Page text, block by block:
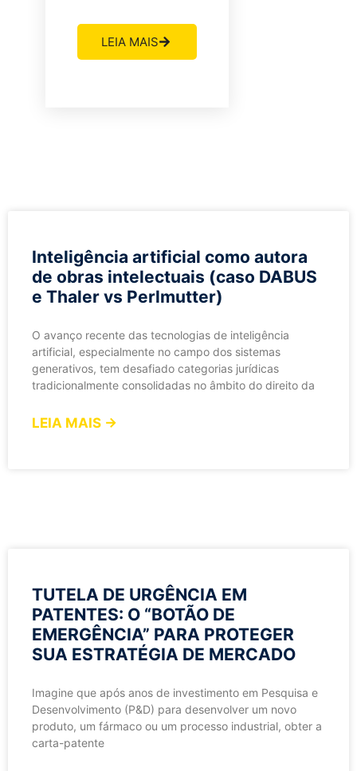
LEIA MAIS
Inteligência artificial como autora
de obras intelectuais (caso DABUS
e Thaler vs Perlmutter)
O avanço recente das tecnologias de inteligência
artificial, especialmente no campo dos sistemas
generativos, tem desafiado categorias jurídicas
tradicionalmente consolidadas no âmbito do direito da
LEIA MAIS →
TUTELA DE URGÊNCIA EM
PATENTES: O “BOTÃO DE
EMERGÊNCIA” PARA PROTEGER
SUA ESTRATÉGIA DE MERCADO
Imagine que após anos de investimento em Pesquisa e
Desenvolvimento (P&D) para desenvolver um novo
produto, um fármaco ou um processo industrial, obter a
carta-patente